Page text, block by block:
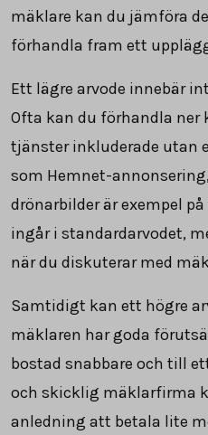
mäklare kan du jämföra
förhandla fram ett
Ett lägre arvode innebär
Ofta kan du förhandla ner
tjänster inkluderade utan
som Hemnet-
drönarbilder är exempel
ingår i standardarvodet,
när du diskuterar med
Samtidigt kan ett högre
mäklaren har goda
bostad snabbare och till
och skicklig mäklarfirma
anledning att betala lite